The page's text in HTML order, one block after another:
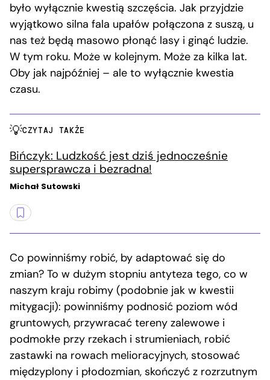
było wyłącznie kwestią szczęścia. Jak przyjdzie
wyjątkowo silna fala upałów połączona z suszą, u
nas też będą masowo płonąć lasy i ginąć ludzie.
W tym roku. Może w kolejnym. Może za kilka lat.
Oby jak najpóźniej – ale to wyłącznie kwestia
czasu.
CZYTAJ TAKŻE
Bińczyk: Ludzkość jest dziś jednocześnie
supersprawcza i bezradna!
Michał Sutowski
Co powinniśmy robić, by adaptować się do
zmian? To w dużym stopniu antyteza tego, co w
naszym kraju robimy (podobnie jak w kwestii
mitygacji): powinniśmy podnosić poziom wód
gruntowych, przywracać tereny zalewowe i
podmokłe przy rzekach i strumieniach, robić
zastawki na rowach melioracyjnych, stosować
międzyplony i płodozmian, skończyć z rozrzutnym